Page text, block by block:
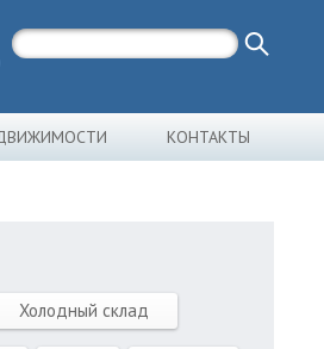
КОНТАКТЫ
Холодный склад